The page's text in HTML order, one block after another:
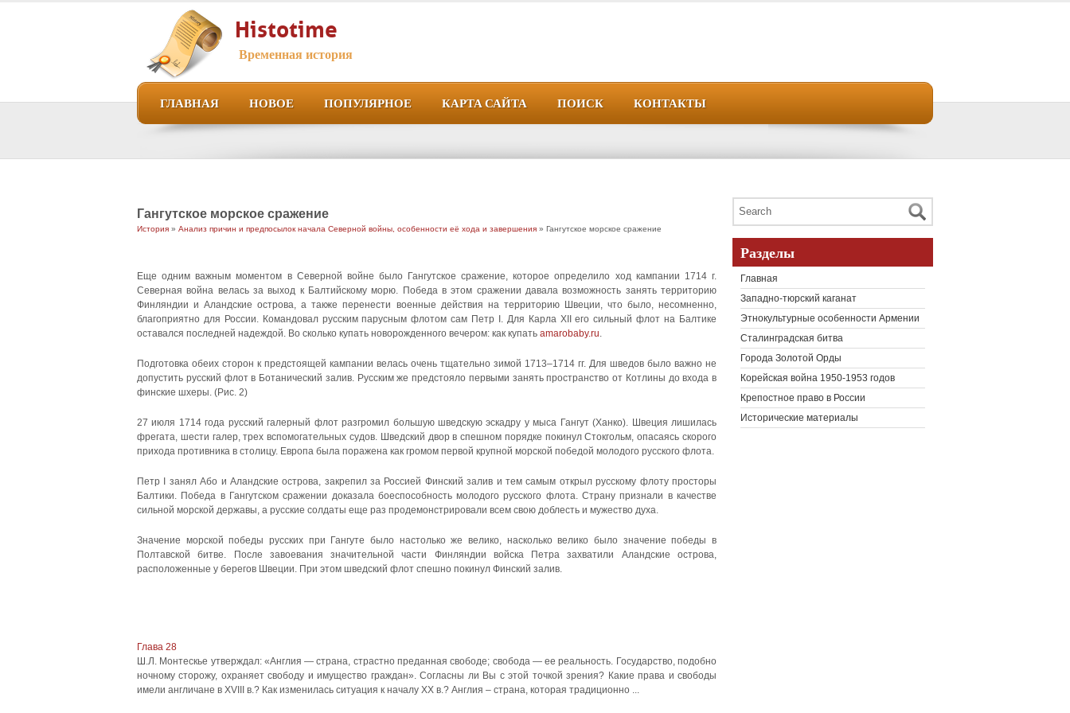
Histotime
Временная история
ГЛАВНАЯ НОВОЕ ПОПУЛЯРНОЕ КАРТА САЙТА ПОИСК КОНТАКТЫ
Гангутское морское сражение
История » Анализ причин и предпосылок начала Северной войны, особенности её хода и завершения » Гангутское морское сражение
Еще одним важным моментом в Северной войне было Гангутское сражение, которое определило ход кампании 1714 г.
Северная война велась за выход к Балтийскому морю. Победа в этом сражении давала возможность занять территорию
Финляндии и Аландские острова, а также перенести военные действия на территорию Швеции, что было, несомненно,
благоприятно для России. Командовал русским парусным флотом сам Петр I. Для Карла XII его сильный флот на Балтике
оставался последней надеждой. Во сколько купать новорожденного вечером: как купать amarobaby.ru.
Подготовка обеих сторон к предстоящей кампании велась очень тщательно зимой 1713–1714 гг. Для шведов было важно не
допустить русский флот в Ботанический залив. Русским же предстояло первыми занять пространство от Котлины до входа в
финские шхеры. (Рис. 2)
27 июля 1714 года русский галерный флот разгромил большую шведскую эскадру у мыса Гангут (Ханко). Швеция лишилась
фрегата, шести галер, трех вспомогательных судов. Шведский двор в спешном порядке покинул Стокгольм, опасаясь скорого
прихода противника в столицу. Европа была поражена как громом первой крупной морской победой молодого русского флота.
Петр I занял Або и Аландские острова, закрепил за Россией Финский залив и тем самым открыл русскому флоту просторы
Балтики. Победа в Гангутском сражении доказала боеспособность молодого русского флота. Страну признали в качестве
сильной морской державы, а русские солдаты еще раз продемонстрировали всем свою доблесть и мужество духа.
Значение морской победы русских при Гангуте было настолько же велико, насколько велико было значение победы в
Полтавской битве. После завоевания значительной части Финляндии войска Петра захватили Аландские острова,
расположенные у берегов Швеции. При этом шведский флот спешно покинул Финский залив.
Глава 28
Ш.Л. Монтескье утверждал: «Англия — страна, страстно преданная свободе; свобода — ее реальность. Государство, подобно
ночному сторожу, охраняет свободу и имущество граждан». Согласны ли Вы с этой точкой зрения? Какие права и свободы
имели англичане в XVIII в.? Как изменилась ситуация к началу XX в.? Англия – страна, которая традиционно ...
Разделы
Главная
Западно-тюрский каганат
Этнокультурные особенности Армении
Сталинградская битва
Города Золотой Орды
Корейская война 1950-1953 годов
Крепостное право в России
Исторические материалы